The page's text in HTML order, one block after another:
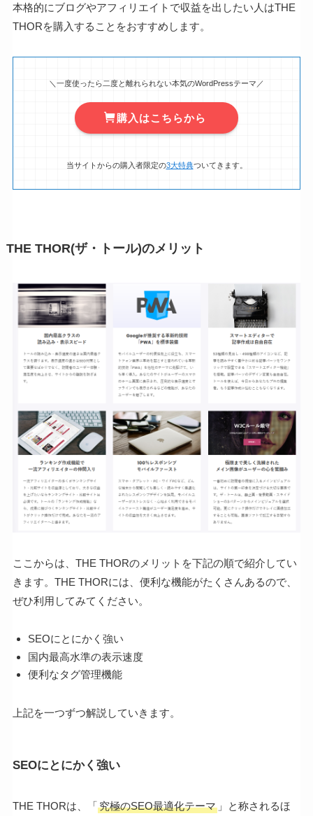
本格的にブログやアフィリエイトで収益を出したい人はTHE
THORを購入することをおすすめします。
＼一度使ったら二度と離れられない本気のWordPressテーマ／
購入はこちらから
当サイトからの購入者限定の3大特典ついてきます。
THE THOR(ザ・トール)のメリット
ここからは、THE THORのメリットを下記の順で紹介してい
きます。THE THORには、便利な機能がたくさんあるので、
ぜひ利用してみてください。
SEOにとにかく強い
国内最高水準の表示速度
便利なタグ管理機能
上記を一つずつ解説していきます。
SEOにとにかく強い
THE THORは、「究極のSEO最適化テーマ」と称されるほ